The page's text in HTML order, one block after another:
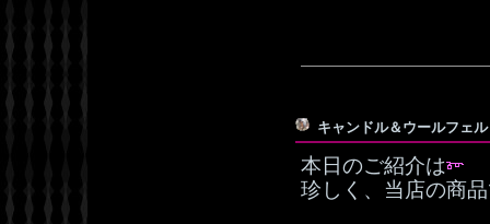
キャンドル＆ウールフェ
本日のご紹介は
珍しく、当店の商